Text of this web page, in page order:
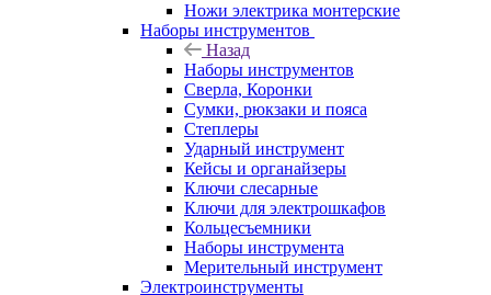
Ножи электрика монтерские
Наборы инструментов
Назад
Наборы инструментов
Сверла, Коронки
Сумки, рюкзаки и пояса
Степлеры
Ударный инструмент
Кейсы и органайзеры
Ключи слесарные
Ключи для электрошкафов
Кольцесъемники
Наборы инструмента
Мерительный инструмент
Электроинструменты